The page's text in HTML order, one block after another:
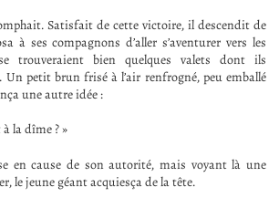
Satisfait de cette victoire, il descendit de
à ses compagnons d’aller s’aventurer vers les
trouveraient bien quelques valets dont ils
petit brun frisé à l’air renfrogné, peu emballé
une autre idée :
la dîme ? »
en cause de son autorité, mais voyant là une
le jeune géant acquiesça de la tête.